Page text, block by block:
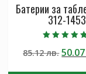
Батерии за
312-1453
4.50
от 5
85.12лв.